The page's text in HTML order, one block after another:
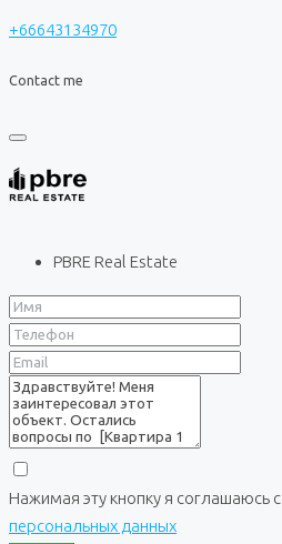
+66643134970
Contact me
PBRE Real Estate
Нажимая эту кнопку я соглашаюсь с
персональных данных